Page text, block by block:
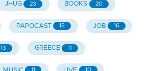
JHUG 23 BOOKS 20
PAPOCAST 18 JOB 16
13 GREECE 11